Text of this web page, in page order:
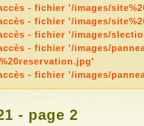
- fichier '/images/
- fichier '/images/
- fichier '/images/
- fichier '/images/
- fichier '/images/
- page 2